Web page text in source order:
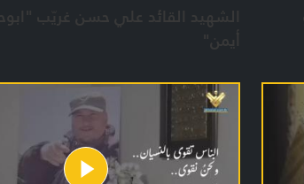
الشهيد القائد علي حسن غريّب
أيمن"